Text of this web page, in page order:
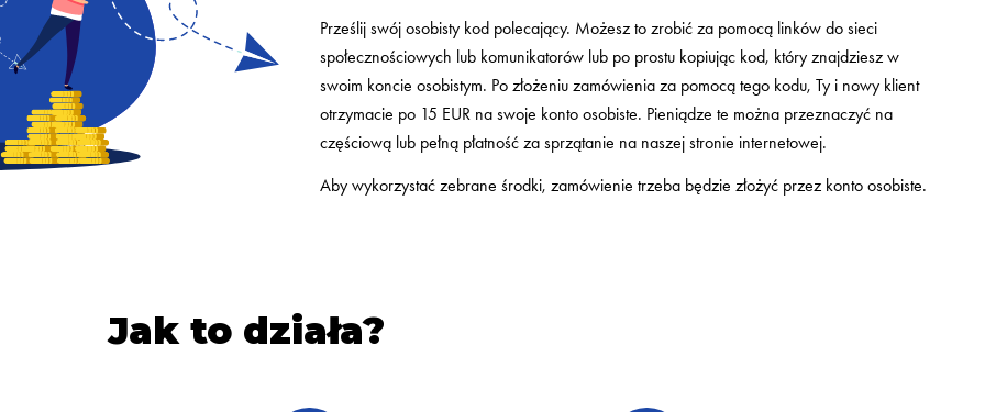
Prześlij swój osobisty kod polecający. Możesz to zrobić za pomocą linków do sieci
społecznościowych lub komunikatorów lub po prostu kopiując kod, który znajdziesz w
swoim koncie osobistym. Po złożeniu zamówienia za pomocą tego kodu, Ty i nowy klient
otrzymacie po 15 EUR na swoje konto osobiste. Pieniądze te można przeznaczyć na
częściową lub pełną płatność za sprzątanie na naszej stronie internetowej.
Aby wykorzystać zebrane środki, zamówienie trzeba będzie złożyć przez konto osobiste.
Jak to działa?